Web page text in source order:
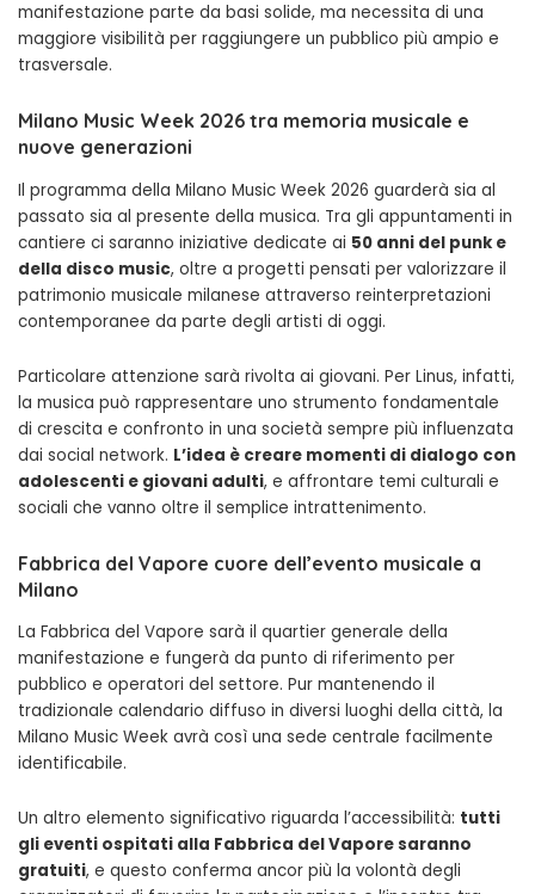
manifestazione parte da basi solide, ma necessita di una
maggiore visibilità per raggiungere un pubblico più ampio e
trasversale.
Milano Music Week 2026 tra memoria musicale e
nuove generazioni
Il programma della Milano Music Week 2026 guarderà sia al
passato sia al presente della musica. Tra gli appuntamenti in
cantiere ci saranno iniziative dedicate ai 50 anni del punk e
della disco music, oltre a progetti pensati per valorizzare il
patrimonio musicale milanese attraverso reinterpretazioni
contemporanee da parte degli artisti di oggi.
Particolare attenzione sarà rivolta ai giovani. Per Linus, infatti,
la musica può rappresentare uno strumento fondamentale
di crescita e confronto in una società sempre più influenzata
dai social network. L’idea è creare momenti di dialogo con
adolescenti e giovani adulti, e affrontare temi culturali e
sociali che vanno oltre il semplice intrattenimento.
Fabbrica del Vapore cuore dell’evento musicale a
Milano
La Fabbrica del Vapore sarà il quartier generale della
manifestazione e fungerà da punto di riferimento per
pubblico e operatori del settore. Pur mantenendo il
tradizionale calendario diffuso in diversi luoghi della città, la
Milano Music Week avrà così una sede centrale facilmente
identificabile.
Un altro elemento significativo riguarda l’accessibilità: tutti
gli eventi ospitati alla Fabbrica del Vapore saranno
gratuiti, e questo conferma ancor più la volontà degli